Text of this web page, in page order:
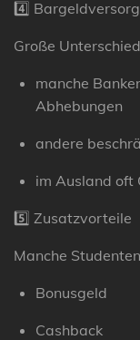
4️⃣
Große
manche
Abhebungen
andere
im Ausland oft
5️⃣ Zusatzvorteile
Manche
Bonusgeld
Cashback